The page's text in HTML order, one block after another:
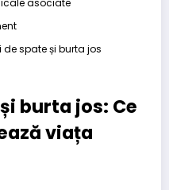
asociate
de spate și burta jos
burta jos: Ce
viața